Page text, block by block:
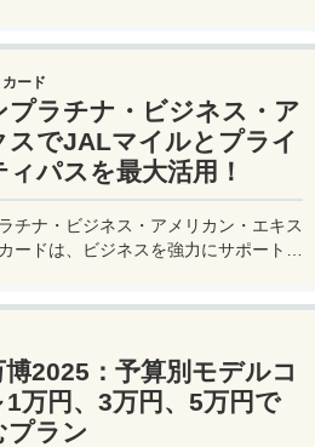
ード
プラチナ・ビジネス・ア
スでJALマイルとプライ
ィパスを最大活用！
チナ・ビジネス・アメリカン・エキス
ードは、ビジネスを強力にサポートす
初年度の年会費無料も魅力。ステータ
を兼ね備えたビジネスカードで、あな
スをワンランクアップさせませんか？
博2025：予算別モデルコ
1万円、3万円、5万円で
プラン